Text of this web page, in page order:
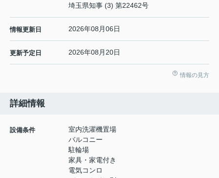
埼玉県知事 (3) 第22462号
情報更新日 2026年08月06日
更新予定日 2026年08月20日
情報の見方
詳細情報
設備条件
室内洗濯機置場
バルコニー
駐輪場
家具・家電付き
電気コンロ